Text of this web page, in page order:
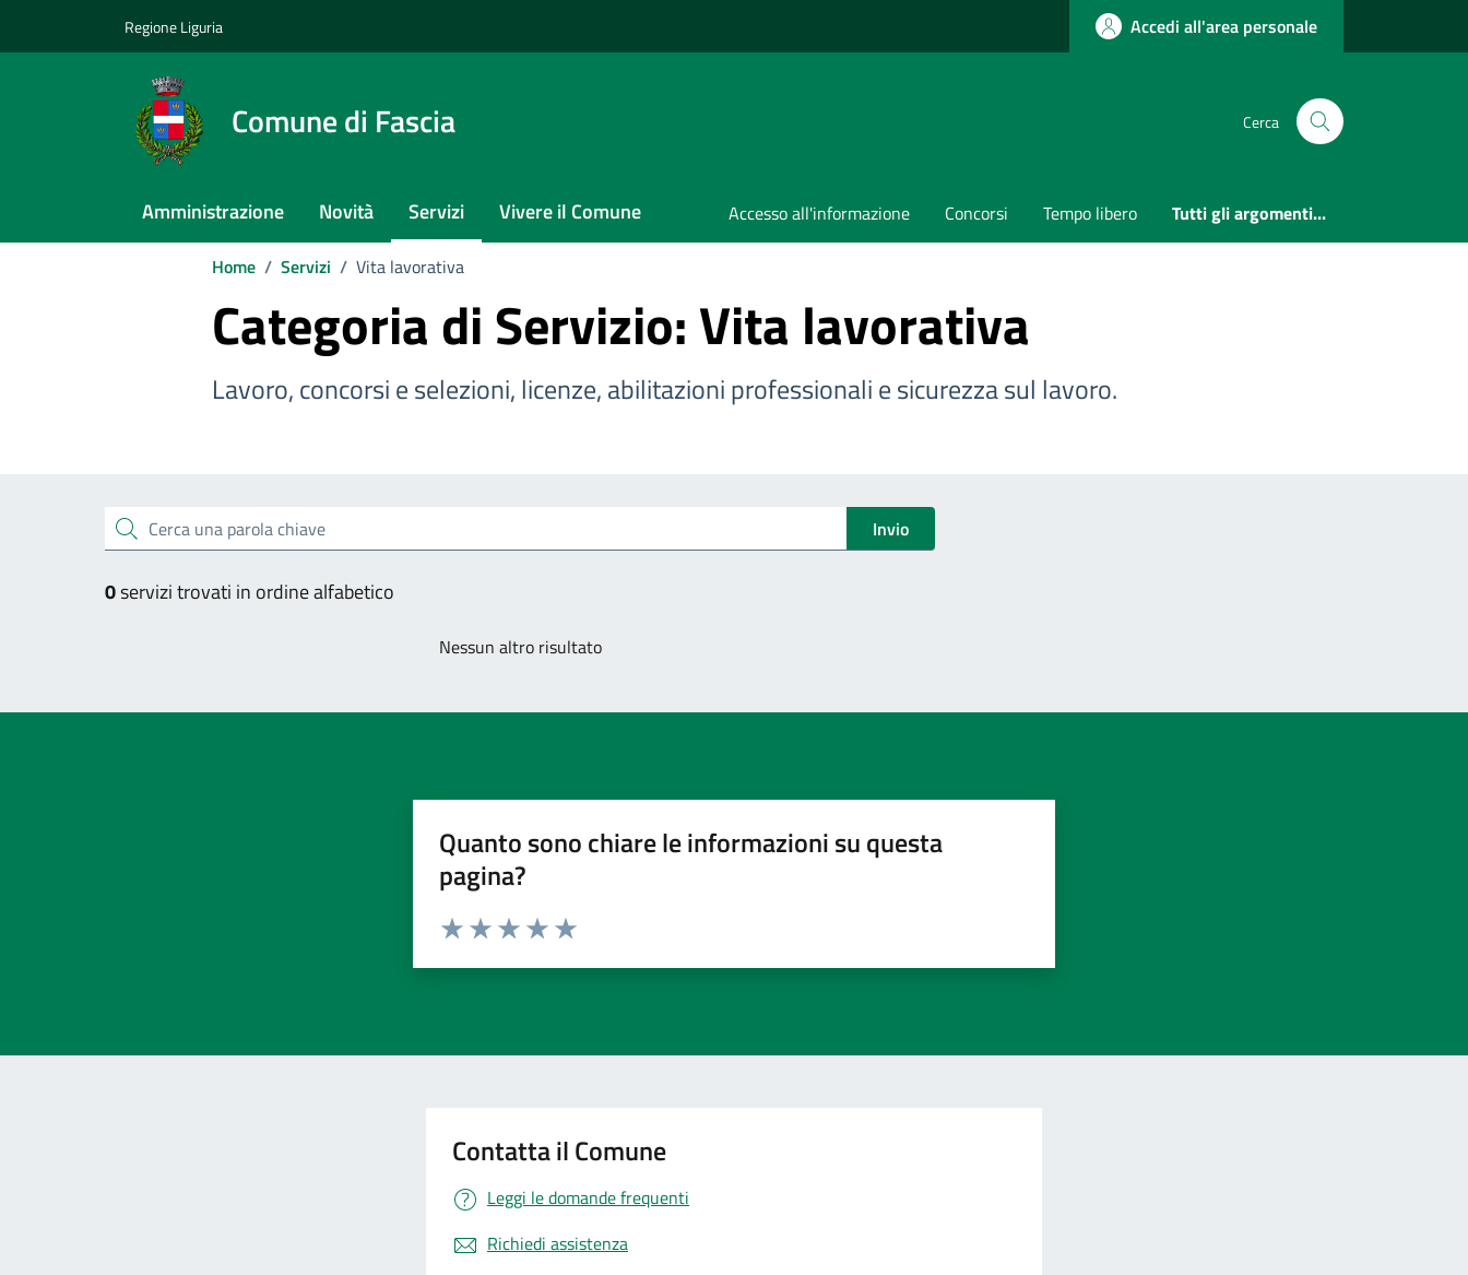
Regione Liguria Accedi all'area personale
Comune di Fascia Cerca
Amministrazione Novità Servizi Vivere il Comune Accesso all'informazione Concorsi Tempo libero Tutti gli argomenti...
Home / Servizi / Vita lavorativa
Categoria di Servizio: Vita lavorativa
Lavoro, concorsi e selezioni, licenze, abilitazioni professionali e sicurezza sul lavoro.
Cerca una parola chiave Invio
0servizi trovati in ordine alfabetico
Nessun altro risultato
Quanto sono chiare le informazioni su questa
pagina?
Contatta il Comune
Leggi le domande frequenti
Richiedi assistenza